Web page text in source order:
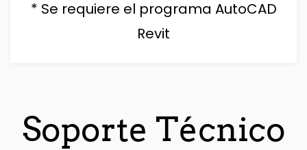
* Se requiere el programa AutoCAD
Revit
Soporte Técnico